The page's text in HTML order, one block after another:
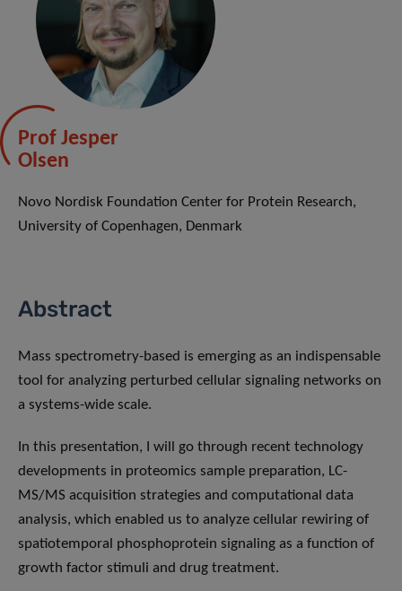
Prof Jesper
Olsen
Novo Nordisk Foundation Center for Protein Research,
University of Copenhagen, Denmark
Abstract
Mass spectrometry-based is emerging as an indispensable
tool for analyzing perturbed cellular signaling networks on
a systems-wide scale.
In this presentation, I will go through recent technology
developments in proteomics sample preparation, LC-
MS/MS acquisition strategies and computational data
analysis, which enabled us to analyze cellular rewiring of
spatiotemporal phosphoprotein signaling as a function of
growth factor stimuli and drug treatment.